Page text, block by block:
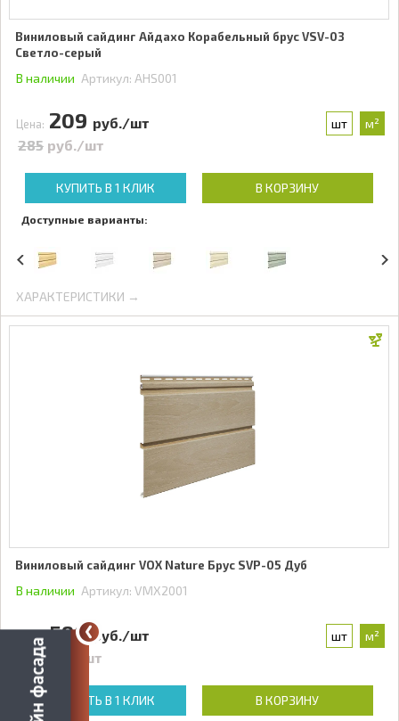
Виниловый сайдинг Айдахо Корабельный брус VSV-03
Светло-серый
В наличии Артикул: AHS001
Цена: 209 руб./шт шт м²
285 руб./шт
КУПИТЬ В 1 КЛИК В КОРЗИНУ
Доступные варианты:
ХАРАКТЕРИСТИКИ →
Виниловый сайдинг VOX Nature Брус SVP-05 Дуб
В наличии Артикул: VMX2001
Цена: 590 руб./шт шт м²
759 руб./шт
КУПИТЬ В 1 КЛИК В КОРЗИНУ